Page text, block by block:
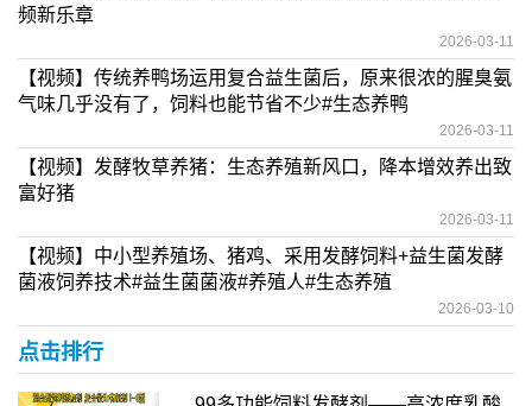
频新乐章
2026-03-11
【视频】传统养鸭场运用复合益生菌后，原来很浓的腥臭氨
气味几乎没有了，饲料也能节省不少#生态养鸭
2026-03-11
【视频】发酵牧草养猪：生态养殖新风口，降本增效养出致
富好猪
2026-03-11
【视频】中小型养殖场、猪鸡、采用发酵饲料+益生菌发酵
菌液饲养技术#益生菌菌液#养殖人#生态养殖
2026-03-10
点击排行